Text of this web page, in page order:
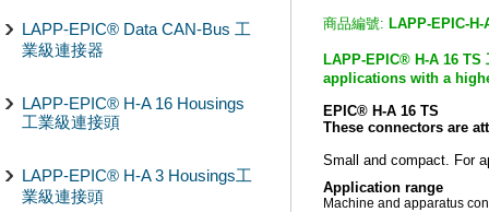
LAPP-EPIC® Data CAN-Bus 工
業級連接器
LAPP-EPIC® H-A 16 Housings
工業級連接頭
LAPP-EPIC® H-A 3 Housings工
業級連接頭
商品編號: LAPP-EPIC-H-
LAPP-EPIC® H-A 16
applications with a
EPIC® H-A 16 TS
These connectors are
Small and compact. For
Application range
Machine and apparatus